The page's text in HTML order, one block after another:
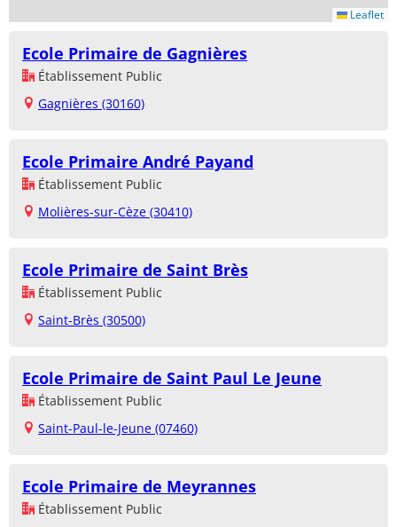
Leaflet
Ecole Primaire de Gagnières
Établissement Public
Gagnières (30160)
Ecole Primaire André Payand
Établissement Public
Molières-sur-Cèze (30410)
Ecole Primaire de Saint Brès
Établissement Public
Saint-Brès (30500)
Ecole Primaire de Saint Paul Le Jeune
Établissement Public
Saint-Paul-le-Jeune (07460)
Ecole Primaire de Meyrannes
Établissement Public